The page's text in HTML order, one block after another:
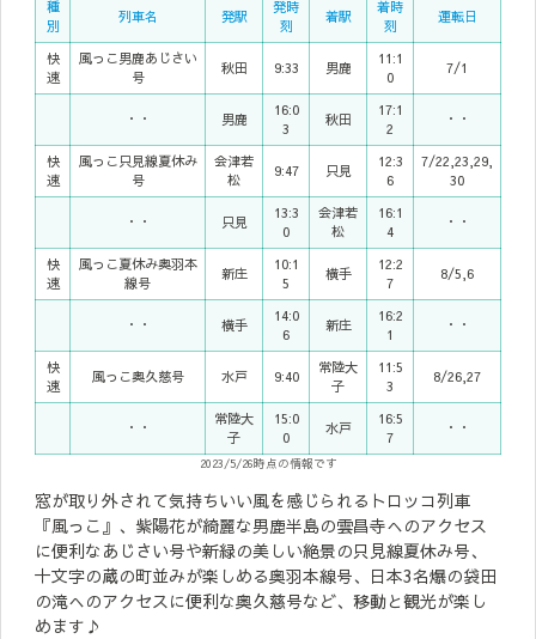
種
別
列車名 発駅
発時
刻
着駅
着時
刻
運転日
快
速
風っこ男鹿あじさい
号
秋田 9:33 男鹿
11:1
0
7/1
・・ 男鹿
16:0
3
秋田
17:1
2
・・
快
速
風っこ只見線夏休み
号
会津若
松
9:47 只見
12:3
6
7/22,23,29,
30
・・ 只見
13:3
0
会津若
松
16:1
4
・・
快
速
風っこ夏休み奥羽本
線号
新庄
10:1
5
横手
12:2
7
8/5,6
・・ 横手
14:0
6
新庄
16:2
1
・・
快
速
風っこ奥久慈号 水戸 9:40
常陸大
子
11:5
3
8/26,27
・・
常陸大
子
15:0
0
水戸
16:5
7
・・
2023/5/26時点の情報です
窓が取り外されて気持ちいい風を感じられるトロッコ列車
『風っこ』、紫陽花が綺麗な男鹿半島の雲昌寺へのアクセス
に便利なあじさい号や新緑の美しい絶景の只見線夏休み号、
十文字の蔵の町並みが楽しめる奥羽本線号、日本3名爆の袋田
の滝へのアクセスに便利な奥久慈号など、移動と観光が楽し
めます♪